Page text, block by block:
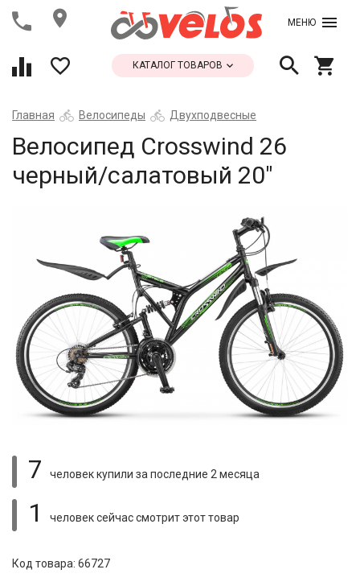
МЕНЮ
КАТАЛОГ ТОВАРОВ
Главная Велосипеды Двухподвесные
Велосипед Crosswind 26
черный/салатовый 20"
7 человек купили за последние 2 месяца
1 человек сейчас смотритэтот товар
Код товара: 66727